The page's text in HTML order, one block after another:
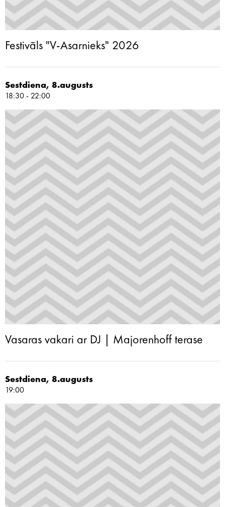
Festivāls "V-Asarnieks" 2026
Sestdiena, 8.augusts
18:30 - 22:00
Vasaras vakari ar DJ | Majorenhoff terase
Sestdiena, 8.augusts
19:00